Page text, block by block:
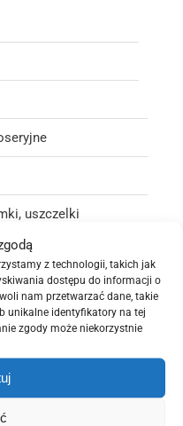
z technologii, takich jak
dostępu do informacji o
nam przetwarzać dane, takie
unikalne identyfikatory na tej
zgody może niekorzystnie
uszczelki